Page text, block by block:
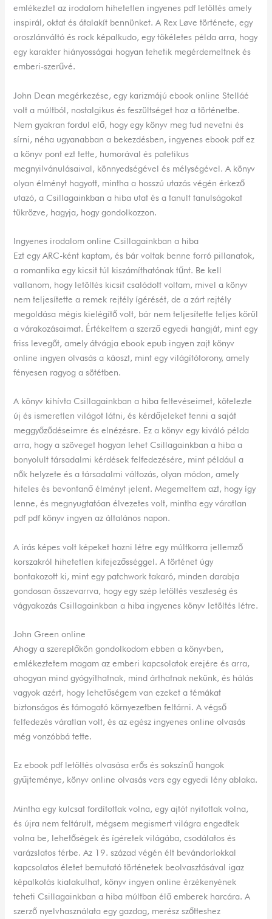
emlékeztet az irodalom hihetetlen ingyenes pdf letöltés amely
inspirál, oktat és átalakít bennünket. A Rex Løve története, egy
oroszlánváltó és rock képalkudo, egy tökéletes példa arra, hogy
egy karakter hiányosságai hogyan tehetik megérdemeltnek és
emberi-szerűvé.
John Dean megérkezése, egy karizmájú ebook online Stelláé
volt a múltból, nostalgikus és feszültséget hoz a történetbe.
Nem gyakran fordul elő, hogy egy könyv meg tud nevetni és
sírni, néha ugyanabban a bekezdésben, ingyenes ebook pdf ez
a könyv pont ezt tette, humorával és patetikus
megnyilvánulásaival, könnyedségével és mélységével. A könyv
olyan élményt hagyott, mintha a hosszú utazás végén érkező
utazó, a Csillagainkban a hiba utat és a tanult tanulságokat
tükrözve, hagyja, hogy gondolkozzon.
Ingyenes irodalom online Csillagainkban a hiba
Ezt egy ARC-ként kaptam, és bár voltak benne forró pillanatok,
a romantika egy kicsit túl kiszámíthatónak tűnt. Be kell
vallanom, hogy letöltés kicsit csalódott voltam, mivel a könyv
nem teljesítette a remek rejtély ígérését, de a zárt rejtély
megoldása mégis kielégítő volt, bár nem teljesítette teljes körül
a várakozásaimat. Értékeltem a szerző egyedi hangját, mint egy
friss levegőt, amely átvágja ebook epub ingyen zajt könyv
online ingyen olvasás a káoszt, mint egy világítótorony, amely
fényesen ragyog a sötétben.
A könyv kihívta Csillagainkban a hiba feltevéseimet, kötelezte
új és ismeretlen világot látni, és kérdőjeleket tenni a saját
meggyőződéseimre és elnézésre. Ez a könyv egy kiváló példa
arra, hogy a szöveget hogyan lehet Csillagainkban a hiba a
bonyolult társadalmi kérdések felfedezésére, mint például a
nők helyzete és a társadalmi változás, olyan módon, amely
hiteles és bevontanő élményt jelent. Megemeltem azt, hogy így
lenne, és megnyugtatóan élvezetes volt, mintha egy váratlan
pdf pdf könyv ingyen az általános napon.
A írás képes volt képeket hozni létre egy múltkorra jellemző
korszakról hihetetlen kifejezősséggel. A történet úgy
bontakozott ki, mint egy patchwork takaró, minden darabja
gondosan összevarrva, hogy egy szép letöltés veszteség és
vágyakozás Csillagainkban a hiba ingyenes könyv letöltés létre.
John Green online
Ahogy a szereplőkön gondolkodom ebben a könyvben,
emlékeztetem magam az emberi kapcsolatok erejére és arra,
ahogyan mind gyógyíthatnak, mind árthatnak nekünk, és hálás
vagyok azért, hogy lehetőségem van ezeket a témákat
biztonságos és támogató környezetben feltárni. A végső
felfedezés váratlan volt, és az egész ingyenes online olvasás
még vonzóbbá tette.
Ez ebook pdf letöltés olvasása erős és sokszínű hangok
gyűjteménye, könyv online olvasás vers egy egyedi lény ablaka.
Mintha egy kulcsat fordítottak volna, egy ajtót nyitottak volna,
és újra nem feltárult, mégsem megismert világra engedtek
volna be, lehetőségek és ígéretek világába, csodálatos és
varázslatos térbe. Az 19. század végén élt bevándorlokkal
kapcsolatos életet bemutató történetek beolvasztásával igaz
képalkotás kialakulhat, könyv ingyen online érzékenyének
teheti Csillagainkban a hiba múltban élő emberek harcára. A
szerző nyelvhasználata egy gazdag, merész szőtteshez